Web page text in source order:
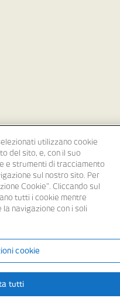
utilizzano cookie
del sito, e, con il suo
e strumenti di tracciamento
sul nostro sito. Per
Cookie". Cliccando sul
tutti i cookie mentre
navigazione con i soli
cookie
tutti